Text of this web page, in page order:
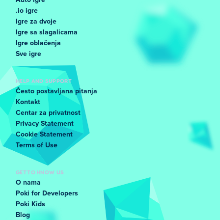
.io igre
Igre za dvoje
Igre sa slagalicama
Igre oblačenja
Sve igre
HELP AND SUPPORT
Često postavljana pitanja
Kontakt
Centar za privatnost
Privacy Statement
Cookie Statement
Terms of Use
GET TO KNOW US
O nama
Poki for Developers
Poki Kids
Blog